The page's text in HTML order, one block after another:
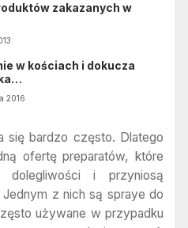
zakazanych w
w kościach i dokucza
2016
się bardzo często. Dlatego
ofertę preparatów, które
dolegliwości i przyniosą
z nich są spraye do
używane w przypadku